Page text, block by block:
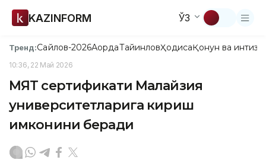
KAZINFORM ЎЗ
Тренд:Сайлов-2026АқордаТайинловҲодисаҚонун ва
10:36, 22 Май 2026
МЯТ сертификати Малайзия
университетларига кириш
имконини беради